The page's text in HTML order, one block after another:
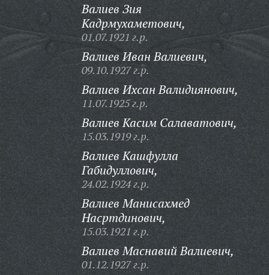
Валиев Зия
Кадрмухаметович,
01.07.1921 г.р.
Валиев Иван Валиевич,
09.10.1927 г.р.
Валиев Ихсан Валидиянович,
11.07.1925 г.р.
Валиев Касим Салаватович,
15.03.1919 г.р.
Валиев Кашфулла
Габидуллович,
24.02.1924 г.р.
Валиев Манисахмед
Насртдинович,
15.03.1921 г.р.
Валиев Маснавий Валиевич,
01.12.1927 г.р.